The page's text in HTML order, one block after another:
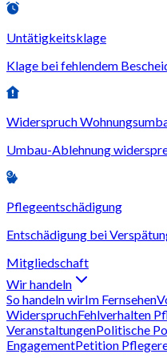
Untätigkeitsklage
Klage bei fehlendem
Widerspruch
Umbau-Ablehnung
Pflegeentschädigung
Entschädigung bei
Mitgliedschaft
Wir handeln
So handeln wirIm Fernsehen
WiderspruchFehlverhalten
VeranstaltungenPolitische
EngagementPetition